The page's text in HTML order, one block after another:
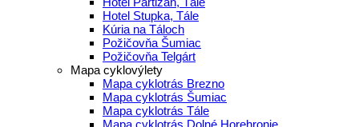
Hotel Stupka, Tále
Kúria na Táloch
Požičovňa Šumiac
Požičovňa Telgárt
Mapa cyklovýlety
Mapa cyklotrás Brezno
Mapa cyklotrás Šumiac
Mapa cyklotrás Tále
Mapa cyklotrás Dolné Horehronie